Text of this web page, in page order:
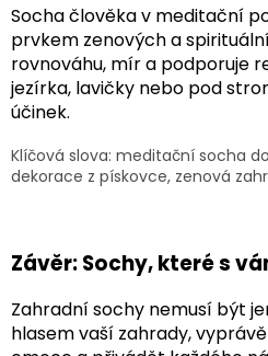
Socha člověka v meditační
prvkem zenových a
rovnováhu, mír a podporuje
jezírka, lavičky nebo pod
účinek.
Klíčová slova: meditační socha
dekorace z pískovce, zenová
Závěr: Sochy, které s
Zahradní sochy nemusí být
hlasem vaší zahrady,